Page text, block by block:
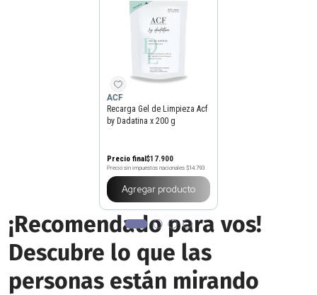
ACF
Recarga Gel de Limpieza Acf
by Dadatina x 200 g
Precio final$17.900
Precio sin impuestos nacionales $14.793
Agregar producto
¡Recomendado para vos!
Descubre lo que las
personas están mirando